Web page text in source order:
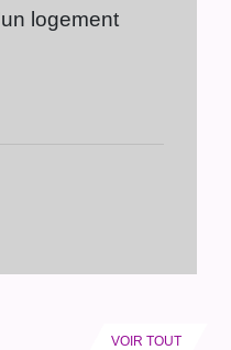
logement
VOIR TOUT